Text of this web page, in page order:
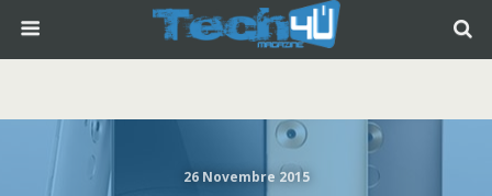
26 Novembre 2015